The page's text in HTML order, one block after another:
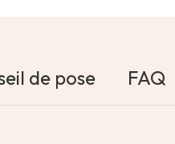
de pose FAQ